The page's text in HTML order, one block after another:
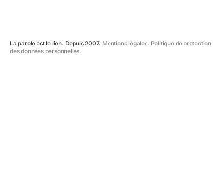
La parole est le lien. Depuis 2007. Mentions légales. Politique de protection
des données personnelles.